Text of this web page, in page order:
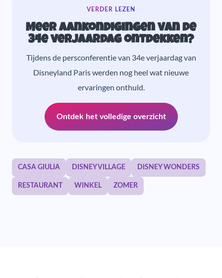
VERDER LEZEN
Meer aankondigingen van de
34e verjaardag ontdekken?
Tijdens de persconferentie van 34e verjaardag van
Disneyland Paris werden nog heel wat nieuwe
ervaringen onthuld.
Ontdek het volledige overzicht
CASA GIULIA DISNEY VILLAGE DISNEY WONDERS
RESTAURANT WINKEL ZOMER